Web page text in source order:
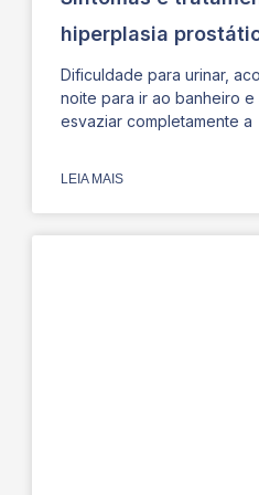
hiperplasia
Dificuldade para urinar,
noite para ir ao banheiro
esvaziar completamente a
LEIA MAIS